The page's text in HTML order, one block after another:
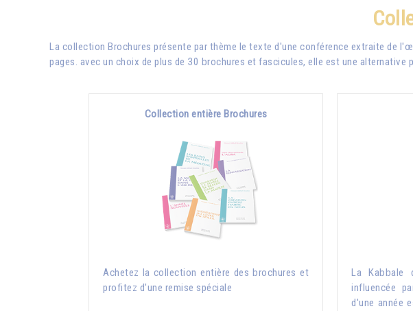
La collection Brochures présente par thème le texte d'une conférence extraite de
pages. avec un choix de plus de 30 brochures et fascicules, elle est une alternative
Collection entière Brochures
Achetez la collection entière des brochures et
profitez d'une remise spéciale
La
influencée
d'une année